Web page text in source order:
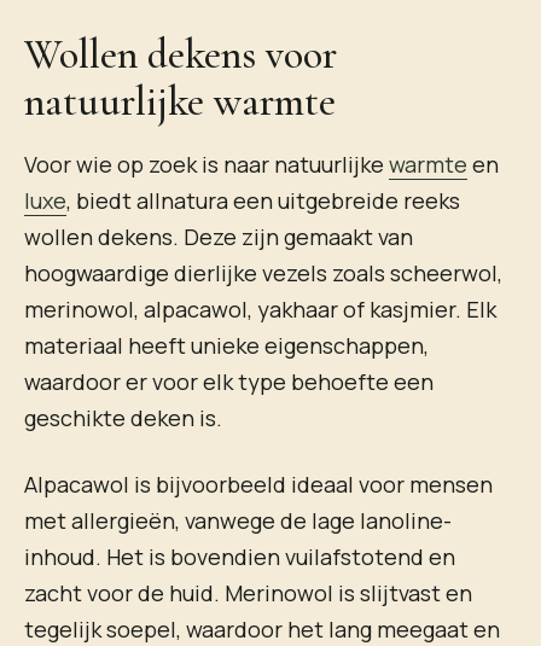
Wollen dekens voor
natuurlijke warmte
Voor wie op zoek is naar natuurlijke warmte en
luxe, biedt allnatura een uitgebreide reeks
wollen dekens. Deze zijn gemaakt van
hoogwaardige dierlijke vezels zoals scheerwol,
merinowol, alpacawol, yakhaar of kasjmier. Elk
materiaal heeft unieke eigenschappen,
waardoor er voor elk type behoefte een
geschikte deken is.
Alpacawol is bijvoorbeeld ideaal voor mensen
met allergieën, vanwege de lage lanoline-
inhoud. Het is bovendien vuilafstotend en
zacht voor de huid. Merinowol is slijtvast en
tegelijk soepel, waardoor het lang meegaat en